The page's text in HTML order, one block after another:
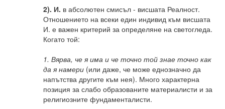
2). И. в абсолютен смисъл - висшата Реалност.
Отношението на всеки един индивид към висшата
И. е важен критерий за определяне на светогледа.
Когато той:
1. Вярва, че я има и че точно той знае точно как
да я намери (или даже, че може еднозначно да
напътства другите към нея). Много характерна
позиция за слабо образованите материалисти и за
религиозните фундаменталисти.